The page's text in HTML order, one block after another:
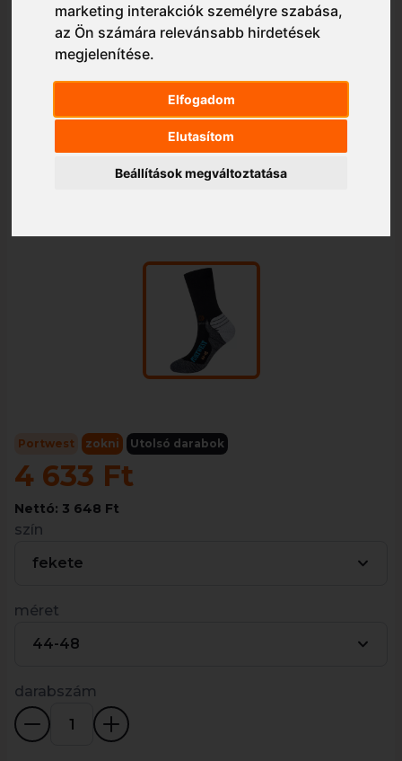
marketing interakciók személyre szabása,
az Ön számára relevánsabb hirdetések
megjelenítése.
Elfogadom
Elutasítom
Beállítások megváltoztatása
Portwest zokni Utolsó darabok
4 633 Ft
Nettó: 3 648 Ft
szín
fekete
méret
44-48
darabszám